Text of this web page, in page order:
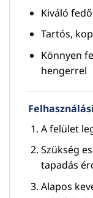
Kiváló
Tartós,
Könnyen
hengerrel
A felület
Szükség
tapadás
Alapos